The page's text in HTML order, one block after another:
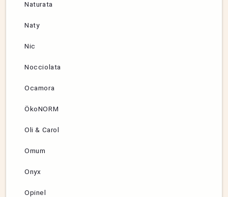
Naturata
Naty
Nic
Nocciolata
Ocamora
ÖkoNORM
Oli & Carol
Omum
Onyx
Opinel